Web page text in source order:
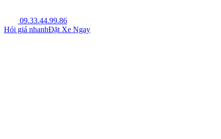
09.33.44.99.86
Hỏi giá nhanhĐặt Xe Ngay